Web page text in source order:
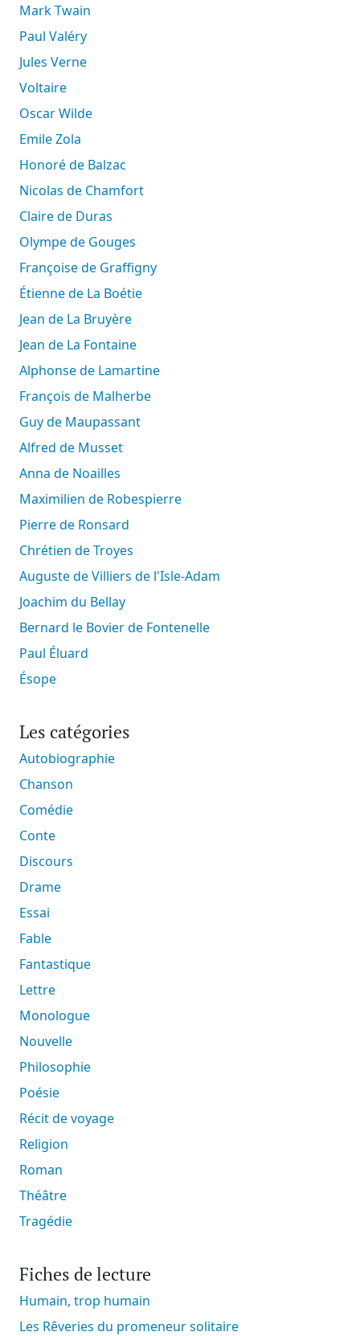
Mark Twain
Paul Valéry
Jules Verne
Voltaire
Oscar Wilde
Emile Zola
Honoré de Balzac
Nicolas de Chamfort
Claire de Duras
Olympe de Gouges
Françoise de Graffigny
Étienne de La Boétie
Jean de La Bruyère
Jean de La Fontaine
Alphonse de Lamartine
François de Malherbe
Guy de Maupassant
Alfred de Musset
Anna de Noailles
Maximilien de Robespierre
Pierre de Ronsard
Chrétien de Troyes
Auguste de Villiers de l'Isle-Adam
Joachim du Bellay
Bernard le Bovier de Fontenelle
Paul Éluard
Ésope
Les catégories
Autobiographie
Chanson
Comédie
Conte
Discours
Drame
Essai
Fable
Fantastique
Lettre
Monologue
Nouvelle
Philosophie
Poésie
Récit de voyage
Religion
Roman
Théâtre
Tragédie
Fiches de lecture
Humain, trop humain
Les Rêveries du promeneur solitaire